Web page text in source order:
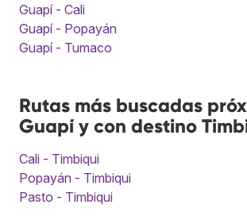
Guapí - Cali
Guapí - Popayán
Guapí - Tumaco
Rutas más buscadas
Guapí y con destino
Cali - Timbiqui
Popayán - Timbiqui
Pasto - Timbiqui